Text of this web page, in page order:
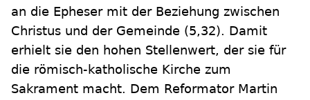
an die Epheser mit der Beziehung zwischen
Christus und der Gemeinde (5,32). Damit
erhielt sie den hohen Stellenwert, der sie für
die römisch-katholische Kirche zum
Sakrament macht. Dem Reformator Martin